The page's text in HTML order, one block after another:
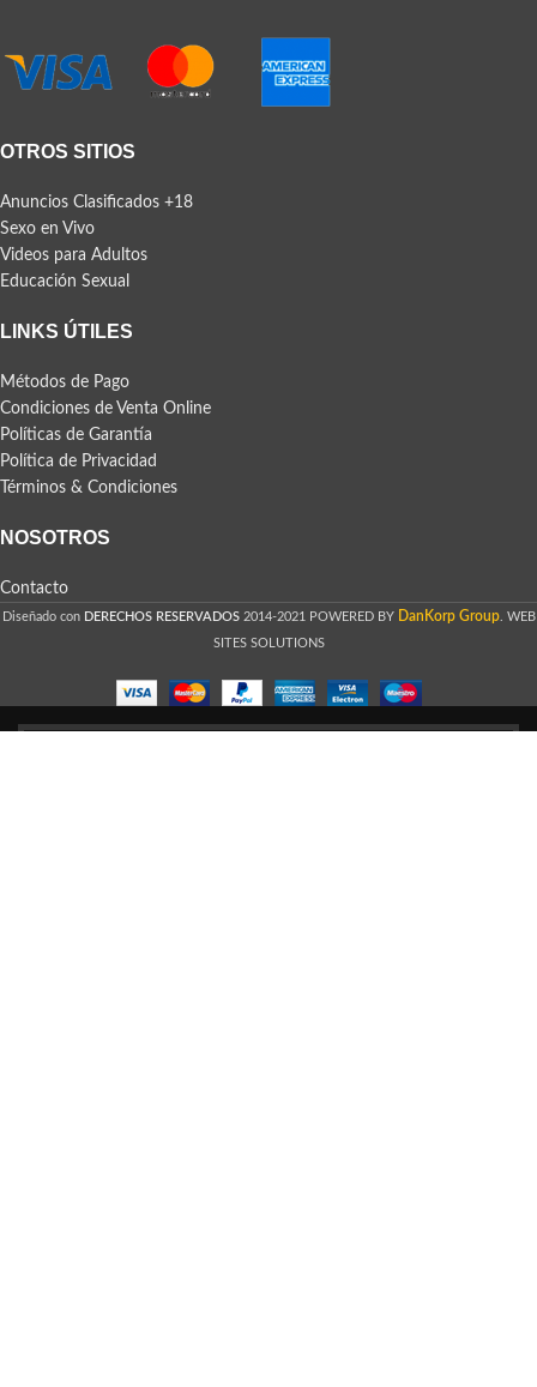
OTROS SITIOS
Anuncios Clasificados +18
Sexo en Vivo
Videos para Adultos
Educación Sexual
LINKS ÚTILES
Métodos de Pago
Condiciones de Venta Online
Políticas de Garantía
Política de Privacidad
Términos & Condiciones
NOSOTROS
Contacto
Diseñado con DERECHOS RESERVADOS 2014-2021 POWERED BY DanKorp Group. WEB
SITES SOLUTIONS